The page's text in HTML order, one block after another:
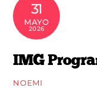
31
MAYO
2026
IMG
NOEMI